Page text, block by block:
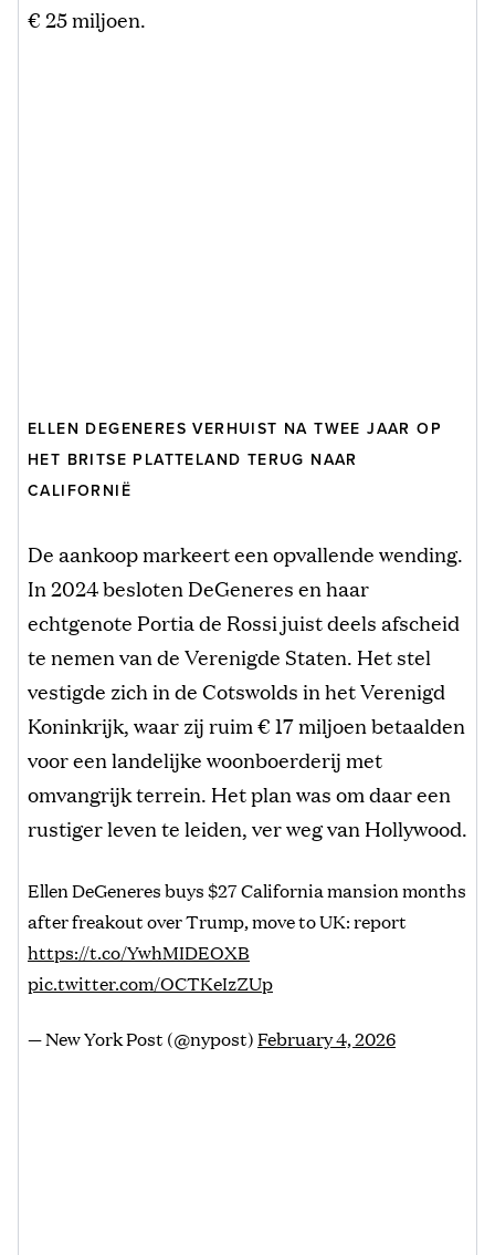
€ 25 miljoen.
ELLEN DEGENERES VERHUIST NA TWEE JAAR OP
HET BRITSE PLATTELAND TERUG NAAR
CALIFORNIË
De aankoop markeert een opvallende wending.
In 2024 besloten DeGeneres en haar
echtgenote Portia de Rossi juist deels afscheid
te nemen van de Verenigde Staten. Het stel
vestigde zich in de Cotswolds in het Verenigd
Koninkrijk, waar zij ruim € 17 miljoen betaalden
voor een landelijke woonboerderij met
omvangrijk terrein. Het plan was om daar een
rustiger leven te leiden, ver weg van Hollywood.
Ellen DeGeneres buys $27 California mansion months
after freakout over Trump, move to UK: report
https://t.co/YwhMIDEOXB
pic.twitter.com/OCTKeIzZUp
— New York Post (@nypost)February 4, 2026